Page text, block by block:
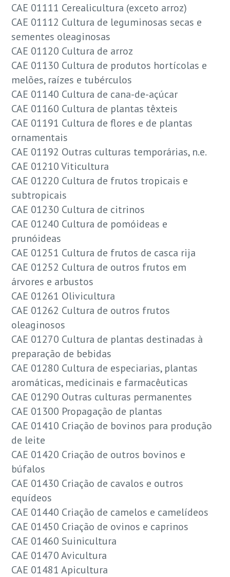
CAE 01111 Cerealicultura (exceto arroz)
CAE 01112 Cultura de leguminosas secas e
sementes oleaginosas
CAE 01120 Cultura de arroz
CAE 01130 Cultura de produtos hortícolas e
melões, raízes e tubérculos
CAE 01140 Cultura de cana-de-açúcar
CAE 01160 Cultura de plantas têxteis
CAE 01191 Cultura de flores e de plantas
ornamentais
CAE 01192 Outras culturas temporárias, n.e.
CAE 01210 Viticultura
CAE 01220 Cultura de frutos tropicais e
subtropicais
CAE 01230 Cultura de citrinos
CAE 01240 Cultura de pomóideas e
prunóideas
CAE 01251 Cultura de frutos de casca rija
CAE 01252 Cultura de outros frutos em
árvores e arbustos
CAE 01261 Olivicultura
CAE 01262 Cultura de outros frutos
oleaginosos
CAE 01270 Cultura de plantas destinadas à
preparação de bebidas
CAE 01280 Cultura de especiarias, plantas
aromáticas, medicinais e farmacêuticas
CAE 01290 Outras culturas permanentes
CAE 01300 Propagação de plantas
CAE 01410 Criação de bovinos para produção
de leite
CAE 01420 Criação de outros bovinos e
búfalos
CAE 01430 Criação de cavalos e outros
equídeos
CAE 01440 Criação de camelos e camelídeos
CAE 01450 Criação de ovinos e caprinos
CAE 01460 Suinicultura
CAE 01470 Avicultura
CAE 01481 Apicultura